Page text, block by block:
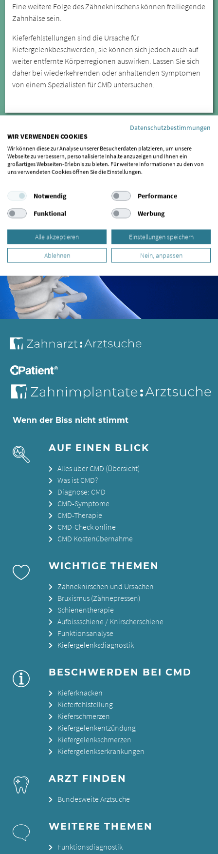
Eine weitere Folge des Zähneknirschens können freiliegende
Zahnhälse sein.
Kieferfehlstellungen sind die Ursache für
Kiefergelenkbeschwerden, sie können sich jedoch auch auf
weiter entfernte Körperregionen auswirken. Lassen Sie sich
daher bei wiederkehrenden oder anhaltenden Symptomen
von einem Spezialisten für CMD untersuchen.
Wenn der Biss nicht stimmt
AUF EINEN BLICK
Alles über CMD (Übersicht)
Was ist CMD?
Diagnose: CMD
CMD-Symptome
CMD-Therapie
CMD-Check online
CMD Kostenübernahme
WICHTIGE THEMEN
Zähneknirschen und Ursachen
Bruxismus (Zähnepressen)
Schienentherapie
Aufbissschiene / Knirscherschiene
Funktionsanalyse
Kiefergelenksdiagnostik
BESCHWERDEN BEI CMD
Kieferknacken
Kieferfehlstellung
Kieferschmerzen
Kiefergelenkentzündung
Kiefergelenkschmerzen
Kiefergelenkserkrankungen
ARZT FINDEN
Bundesweite Arztsuche
WEITERE THEMEN
Funktionsdiagnostik
Datenschutzbestimmungen
WIR VERWENDEN COOKIES
Wir können diese zur Analyse unserer Besucherdaten platzieren, um unsere
Webseite zu verbessern, personalisierte Inhalte anzuzeigen und Ihnen ein
großartiges Webseiten-Erlebnis zu bieten. Für weitere Informationen zu den von
uns verwendeten Cookies öffnen Sie die Einstellungen.
Notwendig
Performance
Funktional
Werbung
Alle akzeptieren Einstellungen speichern
Ablehnen Nein, anpassen